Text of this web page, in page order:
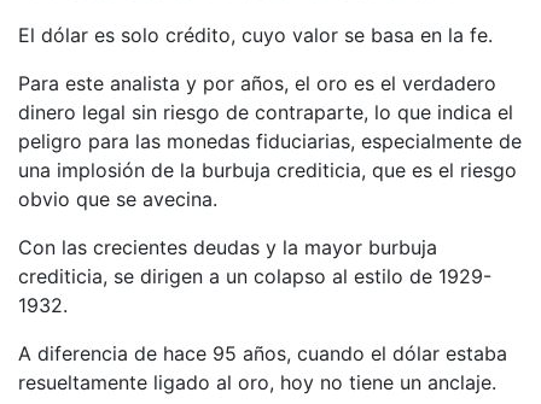
El dólar es solo crédito, cuyo valor se basa en la fe.
Para este analista y por años, el oro es el verdadero
dinero legal sin riesgo de contraparte, lo que indica el
peligro para las monedas fiduciarias, especialmente de
una implosión de la burbuja crediticia, que es el riesgo
obvio que se avecina.
Con las crecientes deudas y la mayor burbuja
crediticia, se dirigen a un colapso al estilo de 1929-
1932.
A diferencia de hace 95 años, cuando el dólar estaba
resueltamente ligado al oro, hoy no tiene un anclaje.